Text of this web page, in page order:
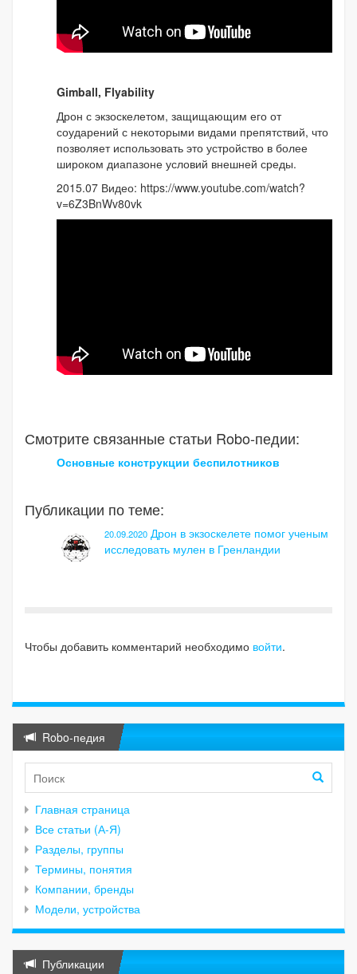
Gimball, Flyability
Дрон с экзоскелетом, защищающим его от
соударений с некоторыми видами препятствий, что
позволяет использовать это устройство в более
широком диапазоне условий внешней среды.
2015.07 Видео: https://www.youtube.com/watch?
v=6Z3BnWv80vk
Смотрите связанные статьи Robo-педии:
Основные конструкции беспилотников
Публикации по теме:
20.09.2020 Дрон в экзоскелете помог ученым
исследовать мулен в Гренландии
Чтобы добавить комментарий необходимо войти.
Robo-педия
Главная страница
Все статьи (А-Я)
Разделы, группы
Термины, понятия
Компании, бренды
Модели, устройства
Публикации